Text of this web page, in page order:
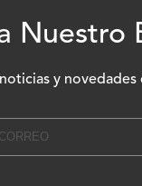
Nuestro
y